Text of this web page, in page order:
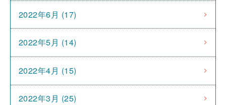
2022年6月 (17)
2022年5月 (14)
2022年4月 (15)
2022年3月 (25)